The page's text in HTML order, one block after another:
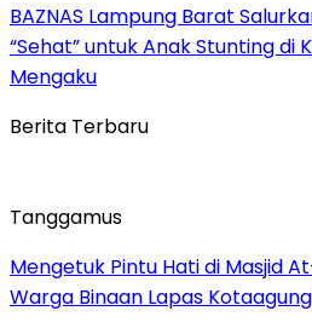
BAZNAS Lampung Barat
“Sehat” untuk Anak Stunting di
Mengaku
Berita Terbaru
Tanggamus
Mengetuk Pintu Hati di Masjid
Warga Binaan Lapas